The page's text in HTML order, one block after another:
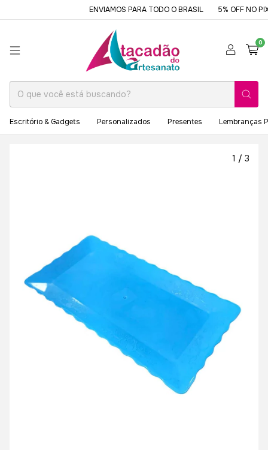
ENVIAMOS PARA TODO O BRASIL 5% OFF NO PIX
0
Escritório & Gadgets Personalizados Presentes Lembranças
1 / 3